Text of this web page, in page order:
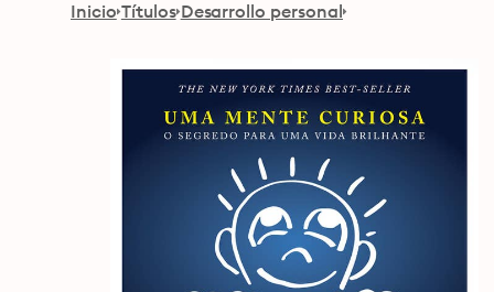
Inicio Títulos Desarrollo personal